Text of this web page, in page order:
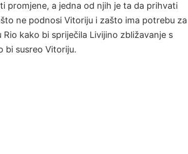
promjene, a jedna od njih je ta da prihvati
ne podnosi Vitoriju i zašto ima potrebu za
kako bi spriječila Livijino zbližavanje s
bi susreo Vitoriju.